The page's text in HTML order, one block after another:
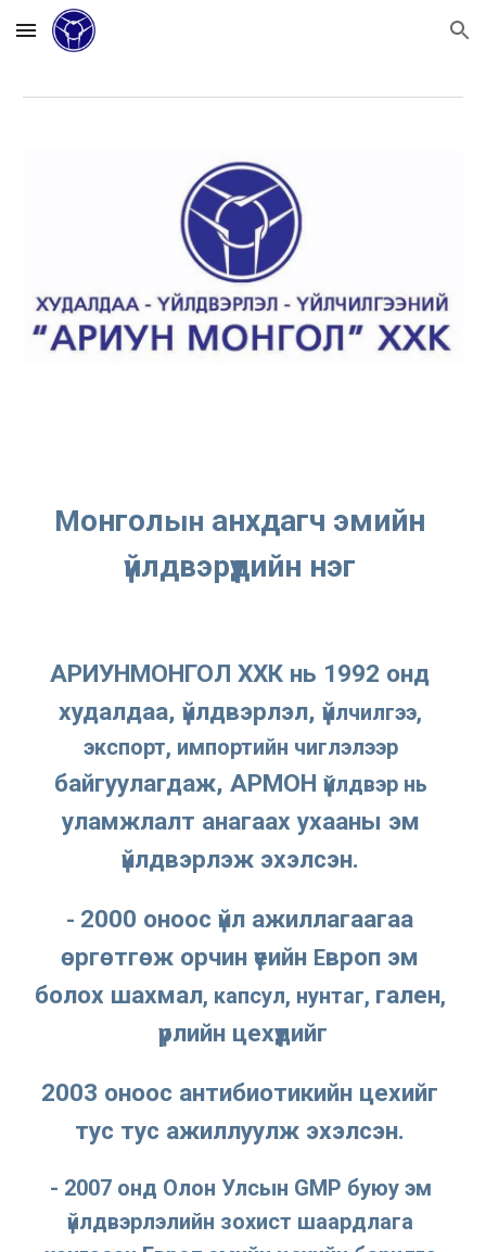
Skip to main content Skip to navigation
Mонголын анхдагч эмийн
үйлдвэрүүдийн нэг
АРИУНМОНГОЛ ХХК нь 1992 онд
худалдаа, үйлдвэрлэл, үйлчилгээ,
экспорт, импортийн чиглэлээр
байгуулагдаж, АРМОН ү
уламжлалт анагаах ухааны эм
үйлдвэрлэж эхэлсэн.
- 2000 оноос үйл ажиллагаагаа
өргөтгөж орчин үеийн Европ эм
болох шахмал, капсул, нунтаг, гален
үрлийн цехүүдийг
2003 оноос антибиотикийн цехийг
тус тус ажиллуулж эхэлсэн.
- 2007 онд Олон Улсын GMP буюу эм
үйлдвэрлэлийн зохист шаардлага